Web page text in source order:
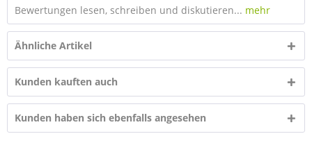
Bewertungen lesen, schreiben und diskutieren... mehr
Ähnliche Artikel
Kunden kauften auch
Kunden haben sich ebenfalls angesehen